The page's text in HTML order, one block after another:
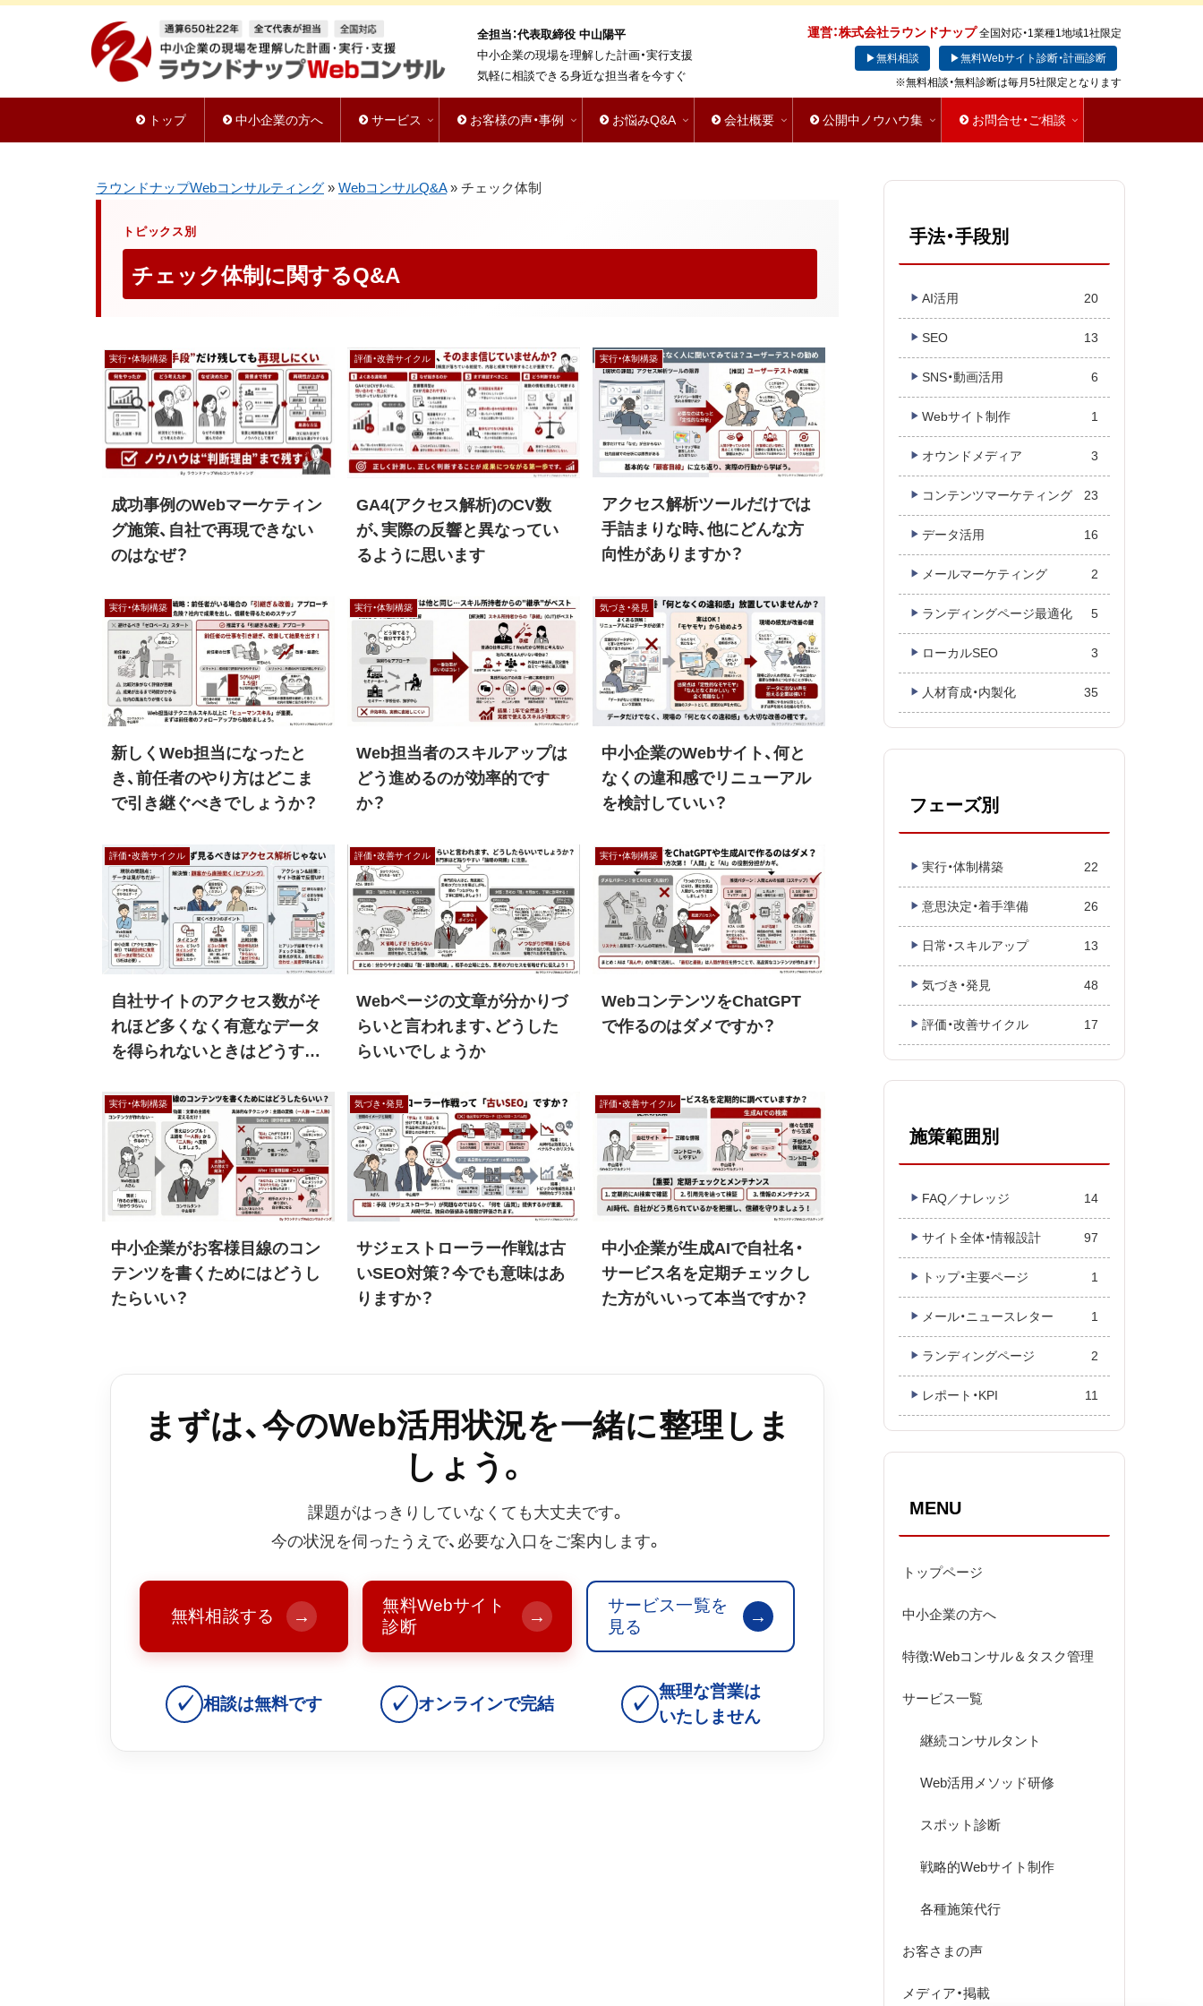
全担当：代表取締役 中山陽平
中小企業の現場を理解した計画・実行支援
気軽に相談できる身近な担当者を今すぐ
運営：株式会社ラウンドナップ 全国対応・1業種1地域1社限定
▶無料相談
▶無料Webサイト診断・計画診断
※無料相談・無料診断は毎月5社限定となります
トップ 中小企業の方へ サービス お客様の声・事例 お悩みQ&A 会社概要 公開中ノウハウ集 お問合せ・ご相談
ラウンドナップWebコンサルティング » WebコンサルQ&A» チェック体制
トピックス別
チェック体制に関するQ&A
実行・体制構築
成功事例のWebマーケティン
グ施策、自社で再現できない
のはなぜ？
評価・改善サイクル
GA4(アクセス解析)のCV数
が、実際の反響と異なってい
るように思います
実行・体制構築
アクセス解析ツールだけでは
手詰まりな時、他にどんな方
向性がありますか？
実行・体制構築
新しくWeb担当になったと
き、前任者のやり方はどこま
で引き継ぐべきでしょうか？
実行・体制構築
Web担当者のスキルアップは
どう進めるのが効率的です
か？
気づき・発見
中小企業のWebサイト、何と
なくの違和感でリニューアル
を検討していい？
評価・改善サイクル
自社サイトのアクセス数がそ
れほど多くなく有意なデータ
を得られないときはどうすれ
評価・改善サイクル
Webページの文章が分かりづ
らいと言われます、どうした
らいいでしょうか
実行・体制構築
WebコンテンツをChatGPT
で作るのはダメですか？
実行・体制構築
中小企業がお客様目線のコン
テンツを書くためにはどうし
たらいい？
気づき・発見
サジェストローラー作戦は古
いSEO対策？今でも意味はあ
りますか？
評価・改善サイクル
中小企業が生成AIで自社名・
サービス名を定期チェックし
た方がいいって本当ですか？
まずは、今のWeb活用状況を一緒に整理しま
しょう。
課題がはっきりしていなくても大丈夫です。
今の状況を伺ったうえで、必要な入口をご案内します。
無料相談する →
無料Webサイト
診断
→
サービス一覧を
見る
→
✓ 相談は無料です ✓ オンラインで完結 ✓
無理な営業は
いたしません
手法・手段別
AI活用 20
SEO 13
SNS・動画活用 6
Webサイト制作 1
オウンドメディア 3
コンテンツマーケティング 23
データ活用 16
メールマーケティング 2
ランディングページ最適化 5
ローカルSEO 3
人材育成・内製化 35
フェーズ別
実行・体制構築 22
意思決定・着手準備 26
日常・スキルアップ 13
気づき・発見 48
評価・改善サイクル 17
施策範囲別
FAQ／ナレッジ 14
サイト全体・情報設計 97
トップ・主要ページ 1
メール・ニュースレター 1
ランディングページ 2
レポート・KPI 11
MENU
トップページ
中小企業の方へ
特徴:Webコンサル＆タスク管理
サービス一覧
継続コンサルタント
Web活用メソッド研修
スポット診断
戦略的Webサイト制作
各種施策代行
お客さまの声
メディア・掲載